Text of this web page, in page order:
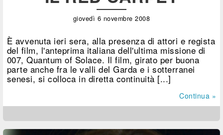
giovedì 6 novembre 2008
È avvenuta ieri sera, alla presenza di attori e regista
del film, l'anteprima italiana dell'ultima missione di
007, Quantum of Solace. Il film, girato per buona
parte anche fra le valli del Garda e i sotterranei
senesi, si colloca in diretta continuità [...]
Continua »